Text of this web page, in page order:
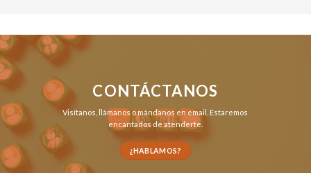
CONTÁCTANOS
Visítanos, llámanosomándanos en email . Estaremos
encantados de atenderte.
¿HABLAMOS?